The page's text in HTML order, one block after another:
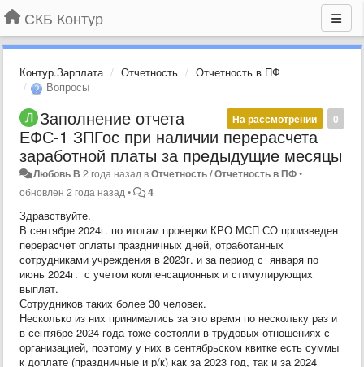
СКБ Контур
Контур.Зарплата Отчетность
Отчетность в ПФ
Вопросы
0
На рассмотрении
Заполнение отчета
ЕФС-1 ЗПГос при наличии перерасчета
заработной платы за предыдущие месяцы
Любовь В 2 года назад вОтчетность / Отчетность в ПФ•
обновлен 2 года назад • 4
Здравствуйте.
В сентябре 2024г. по итогам проверки КРО МСП СО произведен
перерасчет оплаты праздничных дней, отработанных
сотрудниками учреждения в 2023г. и за период с января по
июнь 2024г. с учетом компенсационных и стимулирующих
выплат.
Сотрудников таких более 30 человек.
Несколько из них принимались за это время по нескольку раз и
в сентябре 2024 года тоже состояли в трудовых отношениях с
организацией, поэтому у них в сентябрьском квитке есть суммы
к доплате (праздничные и р/к) как за 2023 год, так и за 2024